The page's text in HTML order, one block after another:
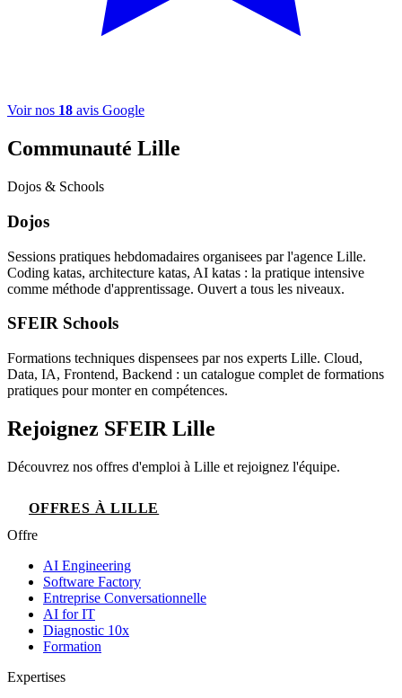
Voir nos 18 avis Google
Communauté Lille
Dojos & Schools
Dojos
Sessions pratiques hebdomadaires organisees par l'agence Lille.
Coding katas, architecture katas, AI katas : la pratique intensive
comme méthode d'apprentissage. Ouvert a tous les niveaux.
SFEIR Schools
Formations techniques dispensees par nos experts Lille. Cloud,
Data, IA, Frontend, Backend : un catalogue complet de formations
pratiques pour monter en compétences.
Rejoignez SFEIR Lille
Découvrez nos offres d'emploi à Lille et rejoignez l'équipe.
OFFRES À LILLE
Offre
AI Engineering
Software Factory
Entreprise Conversationnelle
AI for IT
Diagnostic 10x
Formation
Expertises